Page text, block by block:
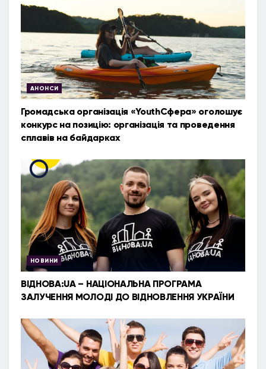
АНОНСИ
Громадська організація «YouthСфера» оголошує
конкурс на позицію: організація та проведення
сплавів на байдарках
НОВИНИ
ВІДНОВА:UA – НАЦІОНАЛЬНА ПРОГРАМА
ЗАЛУЧЕННЯ МОЛОДІ ДО ВІДНОВЛЕННЯ УКРАЇНИ